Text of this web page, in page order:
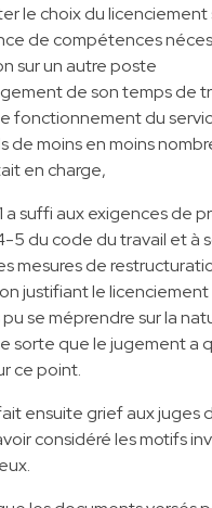
le choix du licenciement
de compétences
sur un autre poste
de son temps de
fonctionnement du
de moins en moins
en charge,
a suffi aux exigences de
5 du code du travail et à
mesures de
justifiant le licenciement
se méprendre sur la
sorte que le jugement a
ce point.
ensuite grief aux juges
considéré les motifs